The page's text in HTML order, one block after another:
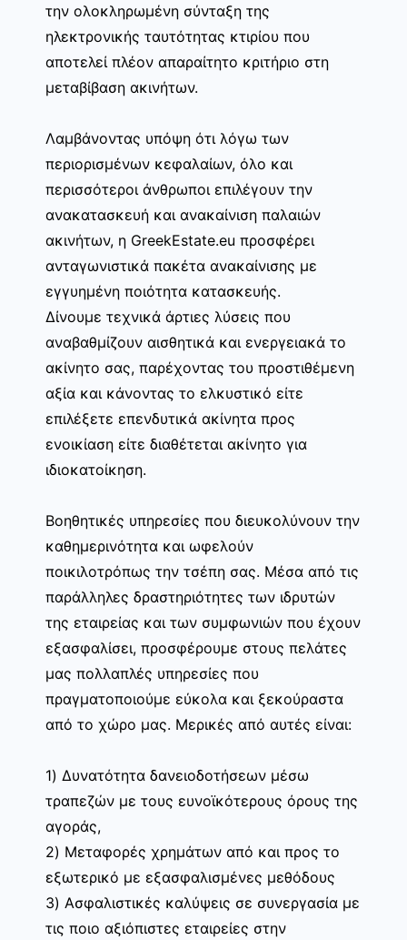
την ολοκληρωμένη σύνταξη της
ηλεκτρονικής ταυτότητας κτιρίου που
αποτελεί πλέον απαραίτητο κριτήριο στη
μεταβίβαση ακινήτων.
Λαμβάνοντας υπόψη ότι λόγω των
περιορισμένων κεφαλαίων, όλο και
περισσότεροι άνθρωποι επιλέγουν την
ανακατασκευή και ανακαίνιση παλαιών
ακινήτων, η GreekEstate.eu προσφέρει
ανταγωνιστικά πακέτα ανακαίνισης με
εγγυημένη ποιότητα κατασκευής.
Δίνουμε τεχνικά άρτιες λύσεις που
αναβαθμίζουν αισθητικά και ενεργειακά το
ακίνητο σας, παρέχοντας του προστιθέμενη
αξία και κάνοντας το ελκυστικό είτε
επιλέξετε επενδυτικά ακίνητα προς
ενοικίαση είτε διαθέτεται ακίνητο για
ιδιοκατοίκηση.
Βοηθητικές υπηρεσίες που διευκολύνουν την
καθημερινότητα και ωφελούν
ποικιλοτρόπως την τσέπη σας. Μέσα από τις
παράλληλες δραστηριότητες των ιδρυτών
της εταιρείας και των συμφωνιών που έχουν
εξασφαλίσει, προσφέρουμε στους πελάτες
μας πολλαπλές υπηρεσίες που
πραγματοποιούμε εύκολα και ξεκούραστα
από το χώρο μας. Μερικές από αυτές είναι:
1) Δυνατότητα δανειοδοτήσεων μέσω
τραπεζών με τους ευνοϊκότερους όρους της
αγοράς,
2) Μεταφορές χρημάτων από και προς το
εξωτερικό με εξασφαλισμένες μεθόδους
3) Ασφαλιστικές καλύψεις σε συνεργασία με
τις ποιο αξιόπιστες εταιρείες στην